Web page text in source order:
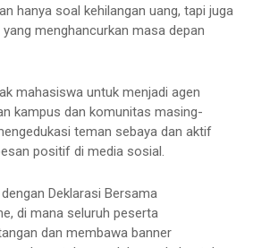
hanya soal kehilangan uang, tapi juga
menghancurkan masa depan
mahasiswa untuk menjadi agen
kampus dan komunitas masing-
teman sebaya dan aktif
positif di media sosial.
Deklarasi Bersama
di mana seluruh peserta
dan membawa banner